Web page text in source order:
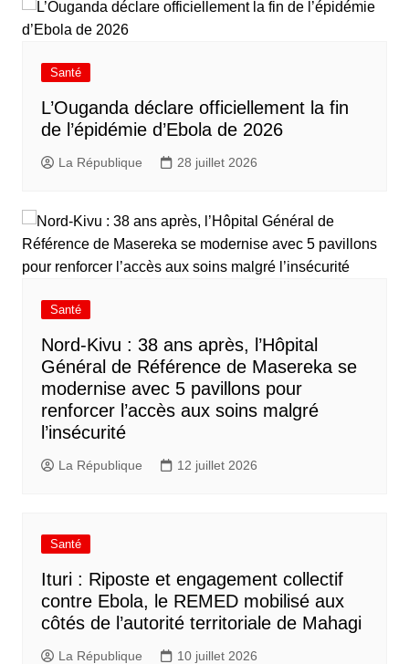
Santé
L’Ouganda déclare officiellement la fin
de l’épidémie d’Ebola de 2026
La République 28 juillet 2026
Santé
Nord-Kivu : 38 ans après, l’Hôpital
Général de Référence de Masereka se
modernise avec 5 pavillons pour
renforcer l’accès aux soins malgré
l’insécurité
La République 12 juillet 2026
Santé
Ituri : Riposte et engagement collectif
contre Ebola, le REMED mobilisé aux
côtés de l’autorité territoriale de Mahagi
La République 10 juillet 2026